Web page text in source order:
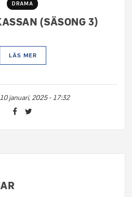
DRAMA
(SÄSONG 3)
LÄS MER
10 januari, 2025 - 17:32